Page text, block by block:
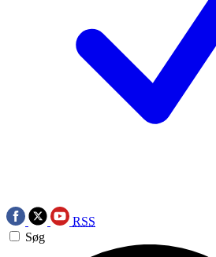
RSS
Søg